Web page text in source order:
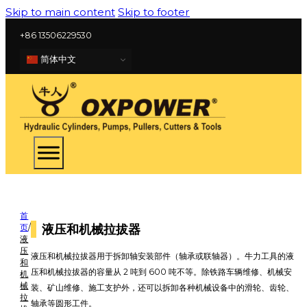
Skip to main content Skip to footer
+86 13506229530
简体中文
首
页/
液
压
和
机
械
拉
液压和机械拉拔器
液压和机械拉拔器用于拆卸轴安装部件（轴承或联轴器）。牛力工具的液
压和机械拉拔器的容量从 2 吨到 600 吨不等。除铁路车辆维修、机械安
装、矿山维修、施工支护外，还可以拆卸各种机械设备中的滑轮、齿轮、
轴承等圆形工件。